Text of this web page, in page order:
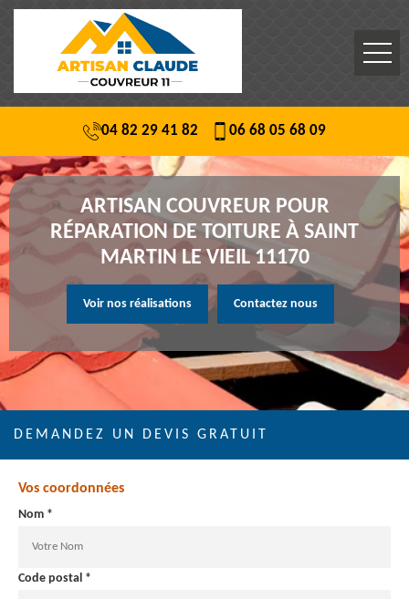
04 82 29 41 82 06 68 05 68 09
ARTISAN COUVREUR POUR
RÉPARATION DE TOITURE À SAINT
MARTIN LE VIEIL 11170
Voir nos réalisations Contactez nous
DEMANDEZ UN DEVIS GRATUIT
Vos coordonnées
Nom *
Code postal *